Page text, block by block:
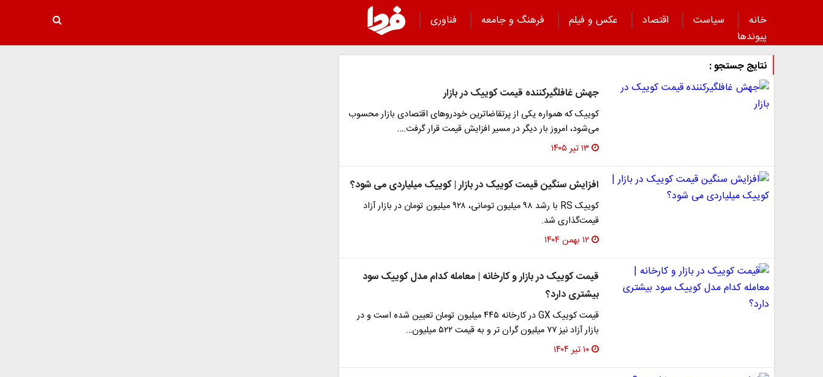
خانه سیاست اقتصاد عکس و فیلم فرهنگ و جامعه
فناوری
پیوند‌ها
نتایج جستجو :
جهش غافلگیرکننده قیمت کوییک در بازار
کوییک که همواره یکی از پرتقاضاترین خودروهای اقتصادی بازار محسوب
می‌شود، امروز بار دیگر در مسیر افزایش قیمت قرار گرفت.…
۱۳ تیر ۱۴۰۵
افزایش سنگین قیمت کوییک در بازار | کوییک میلیاردی می شود؟
کوییک RS با رشد ۹۸ میلیون تومانی، ۹۲۸ میلیون تومان در بازار آزاد
قیمت‌گذاری شد.
۱۲ بهمن ۱۴۰۴
قیمت کوییک در بازار و کارخانه | معامله کدام مدل کوییک سود
بیشتری دارد؟
قیمت کوییک GX در کارخانه ۴۴۵ میلیون تومان تعیین شده است و در
بازار آزاد نیز ۷۷ میلیون گران تر و به قیمت ۵۲۲ میلیون…
۱۰ تیر ۱۴۰۴